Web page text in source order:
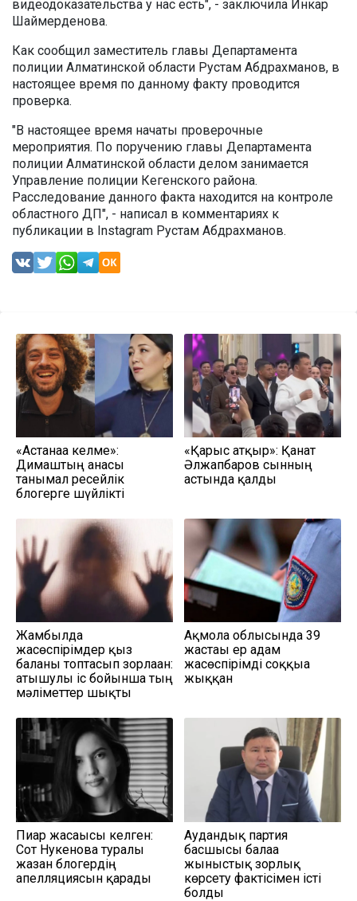
видеодоказательства у нас есть", - заключила Инкар
Шаймерденова.
Как сообщил заместитель главы Департамента
полиции Алматинской области Рустам Абдрахманов, в
настоящее время по данному факту проводится
проверка.
"В настоящее время начаты проверочные
мероприятия. По поручению главы Департамента
полиции Алматинской области делом занимается
Управление полиции Кегенского района.
Расследование данного факта находится на контроле
областного ДП", - написал в комментариях к
публикации в Instagram Рустам Абдрахманов.
«Астанаға келме»:
Димаштың анасы
танымал ресейлік
блогерге шүйлікті
«Қарғыс атқыр»: Қанат
Әлжапбаров сынның
астында қалды
Жамбылда
жасөспірімдер қыз
баланы топтасып зорлаған:
атышулы іс бойынша тың
мәліметтер шықты
Ақмола облысында 39
жастағы ер адам
жасөспірімді соққыға
жыққан
Пиар жасағысы келген:
Сот Нукенова туралы
жазған блогердің
апелляциясын қарады
Аудандық партия
басшысы балаға
жыныстық зорлық
көрсету фактісімен істі
болды